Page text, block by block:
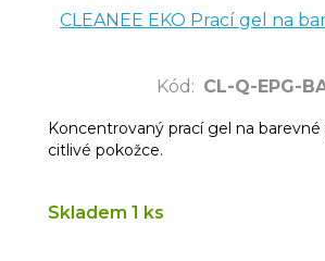
CLEANEE EKO Prací gel na
Kód : CL-Q-EPG-
Koncentrovaný prací gel na
citlivé pokožce.
Skladem 1 ks